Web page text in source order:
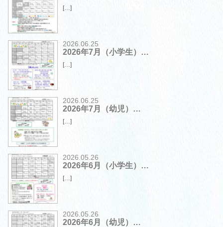
[…]
2026.06.25
2026年7月（小学生）…
[…]
2026.06.25
2026年7月（幼児）…
[…]
2026.05.26
2026年6月（小学生）…
[…]
2026.05.26
2026年6月（幼児）…